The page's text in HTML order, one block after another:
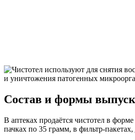
Состав и формы
В аптеках продаётся чистотел в
пачках по 35 грамм, в фильтр-пакетах,